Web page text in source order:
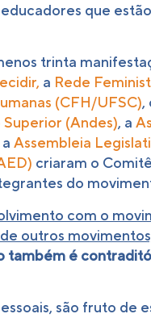
que
trinta
a Rede
(CFH/UFSC),
(Andes), a
Assembleia
criaram o
do
com o
outros
é
são fruto de